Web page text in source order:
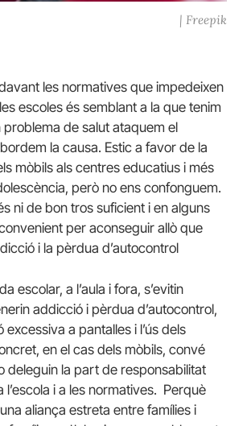
| Freepik
les normatives que impedeixen
escoles és semblant a la que tenim
problema de salut ataquem el
la causa. Estic a favor de la
mòbils als centres educatius i més
però no ens confonguem.
ni de bon tros suficient i en alguns
per aconseguir allò que
i la pèrdua d’autocontrol
escolar, a l’aula i fora, s’evitin
addicció i pèrdua d’autocontrol,
excessiva a pantalles i l’ús dels
en el cas dels mòbils, convé
deleguin la part de responsabilitat
l’escola i a les normatives. Perquè
aliança estreta entre famílies i